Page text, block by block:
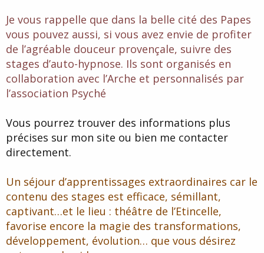
Je vous rappelle que dans la belle cité des Papes
vous pouvez aussi, si vous avez envie de profiter
de l’agréable douceur provençale, suivre des
stages d’auto-hypnose. Ils sont organisés en
collaboration avec l’Arche et personnalisés par
l’association Psyché
Vous pourrez trouver des informations plus
précises sur mon site ou bien me contacter
directement.
Un séjour d’apprentissages extraordinaires car le
contenu des stages est efficace, sémillant,
captivant…et le lieu : théâtre de l’Etincelle,
favorise encore la magie des transformations,
développement, évolution… que vous désirez